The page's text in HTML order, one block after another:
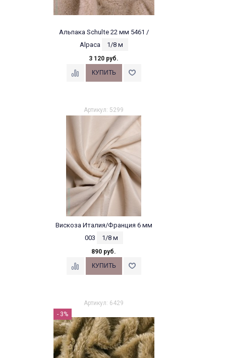
Альпака Schulte 22 мм 5461 /
Alpaca
1/8 м
3 120 руб.
Артикул: 5299
Вискоза Италия/Франция 6 мм
003
1/8 м
890 руб.
Артикул: 6429
- 3%